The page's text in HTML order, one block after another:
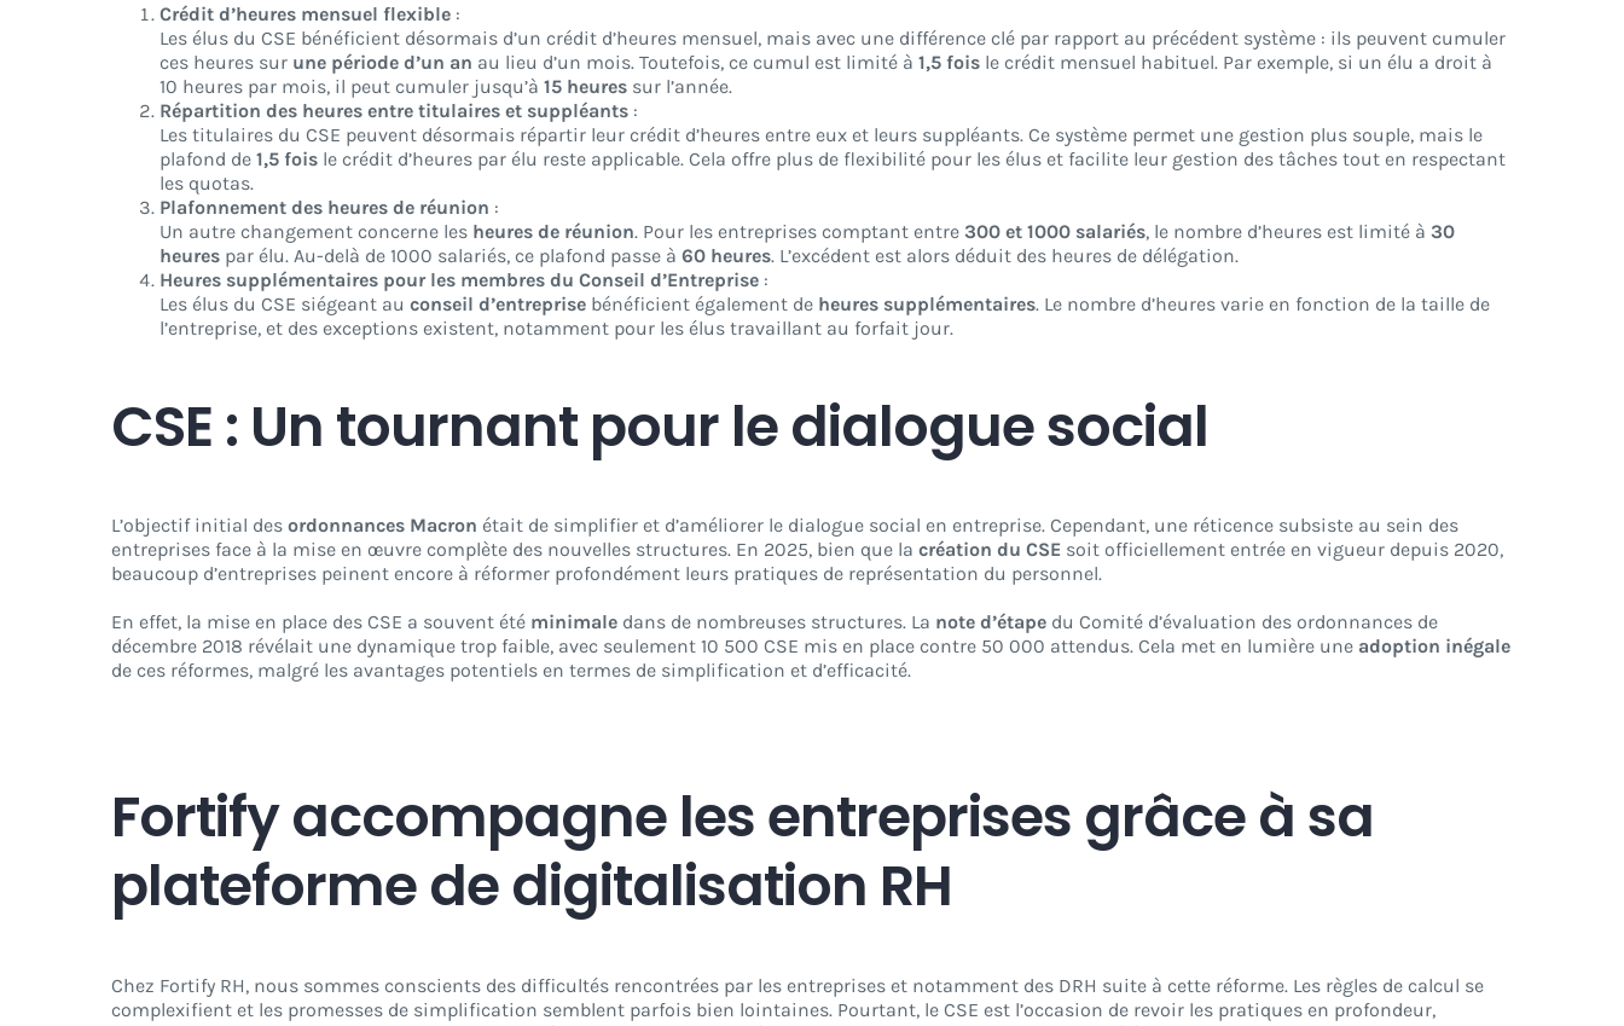
Crédit d’heures mensuel flexible :
Les élus du CSE bénéficient désormais d’un crédit d’heures mensuel, mais avec une différence clé par rapport au précédent système : ils peuvent cumuler
ces heures sur une période d’un an au lieu d’un mois. Toutefois, ce cumul est limité à 1,5 fois le crédit mensuel habituel. Par exemple, si un élu a droit à
10 heures par mois, il peut cumuler jusqu’à 15 heures sur l’année.
Répartition des heures entre titulaires et suppléants :
Les titulaires du CSE peuvent désormais répartir leur crédit d’heures entre eux et leurs suppléants. Ce système permet une gestion plus souple, mais le
plafond de 1,5 fois le crédit d’heures par élu reste applicable. Cela offre plus de flexibilité pour les élus et facilite leur gestion des tâches tout en respectant
les quotas.
Plafonnement des heures de réunion :
Un autre changement concerne les heures de réunion. Pour les entreprises comptant entre 300 et 1000 salariés, le nombre d’heures est limité à 30
heures par élu. Au-delà de 1000 salariés, ce plafond passe à 60 heures. L’excédent est alors déduit des heures de délégation.
Heures supplémentaires pour les membres du Conseil d’Entreprise :
Les élus du CSE siégeant au conseil d’entreprise bénéficient également de heures supplémentaires. Le nombre d’heures varie en fonction de la taille de
l’entreprise, et des exceptions existent, notamment pour les élus travaillant au forfait jour.
CSE : Un tournant pour le dialogue social
L’objectif initial des ordonnances Macron était de simplifier et d’améliorer le dialogue social en entreprise. Cependant, une réticence subsiste au sein des
entreprises face à la mise en œuvre complète des nouvelles structures. En 2025, bien que la création du CSE soit officiellement entrée en vigueur depuis 2020,
beaucoup d’entreprises peinent encore à réformer profondément leurs pratiques de représentation du personnel.
En effet, la mise en place des CSE a souvent été minimale dans de nombreuses structures. La note d’étape du Comité d’évaluation des ordonnances de
décembre 2018 révélait une dynamique trop faible, avec seulement 10 500 CSE mis en place contre 50 000 attendus. Cela met en lumière une adoption inégale
de ces réformes, malgré les avantages potentiels en termes de simplification et d’efficacité.
Fortify accompagne les entreprises grâce à sa
plateforme de digitalisation RH
Chez Fortify RH, nous sommes conscients des difficultés rencontrées par les entreprises et notamment des DRH suite à cette réforme. Les règles de calcul se
complexifient et les promesses de simplification semblent parfois bien lointaines. Pourtant, le CSE est l’occasion de revoir les pratiques en profondeur,